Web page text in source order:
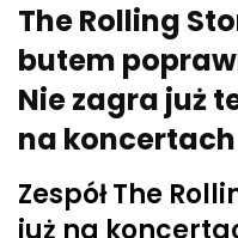
The Rolling
butem
Nie zagra już
na koncertach
Zespół The